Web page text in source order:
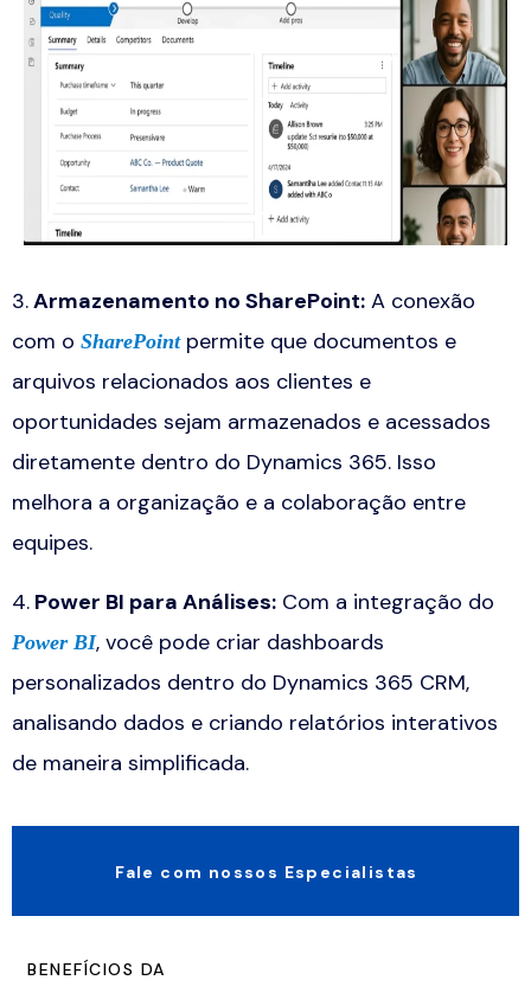
3.Armazenamento no SharePoint: A conexão
com o SharePointpermite que documentos e
arquivos relacionados aos clientes e
oportunidades sejam armazenados e acessados
diretamente dentro do Dynamics 365. Isso
melhora a organização e a colaboração entre
equipes.
4. Power BI para Análises: Com a integração do
Power BI, você pode criar dashboards
personalizados dentro do Dynamics 365 CRM,
analisando dados e criando relatórios interativos
de maneira simplificada.
Fale com nossos Especialistas
BENEFÍCIOS DA